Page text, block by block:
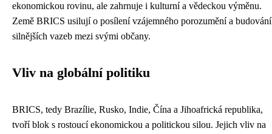
ekonomickou rovinu, ale zahrnuje i kulturní a vědeckou výměnu.
Země BRICS usilují o posílení vzájemného porozumění a budování
silnějších vazeb mezi svými občany.
Vliv na globální politiku
BRICS, tedy Brazílie, Rusko, Indie, Čína a Jihoafrická republika,
tvoří blok s rostoucí ekonomickou a politickou silou. Jejich vliv na